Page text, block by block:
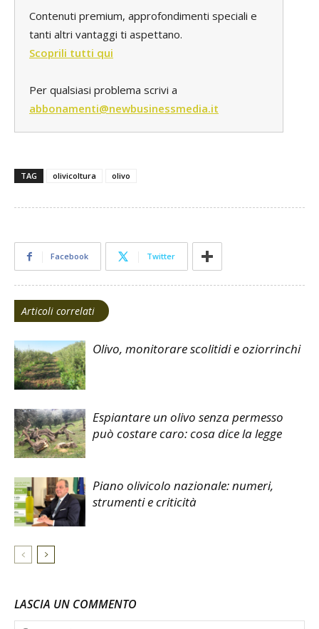
Contenuti premium, approfondimenti speciali e
tanti altri vantaggi ti aspettano.
Scoprili tutti qui
Per qualsiasi problema scrivi a
abbonamenti@newbusinessmedia.it
TAG olivicoltura olivo
Facebook Twitter
Articoli correlati
Olivo, monitorare scolitidi e oziorrinchi
Espiantare un olivo senza permesso
può costare caro: cosa dice la legge
Piano olivicolo nazionale: numeri,
strumenti e criticità
LASCIA UN COMMENTO